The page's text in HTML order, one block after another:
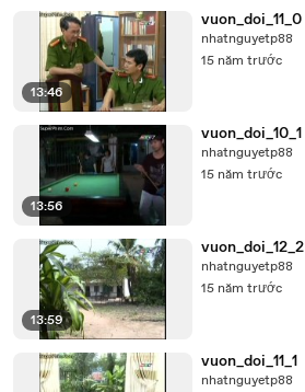
13:46
vuon_doi_11_0
nhatnguyetp88
15 năm trước
13:56
vuon_doi_10_1
nhatnguyetp88
15 năm trước
13:59
vuon_doi_12_2
nhatnguyetp88
15 năm trước
vuon_doi_11_1
nhatnguyetp88